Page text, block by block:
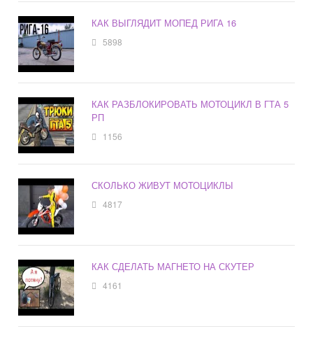
КАК ВЫГЛЯДИТ МОПЕД РИГА 16
5898
КАК РАЗБЛОКИРОВАТЬ МОТОЦИКЛ В ГТА 5
РП
1156
СКОЛЬКО ЖИВУТ МОТОЦИКЛЫ
4817
КАК СДЕЛАТЬ МАГНЕТО НА СКУТЕР
4161